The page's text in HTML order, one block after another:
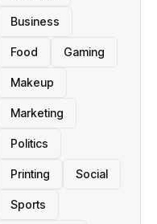
Business
Food Gaming
Makeup
Marketing
Politics
Printing Social
Sports